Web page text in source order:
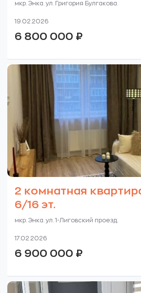
мкр. Энка. ул. Григория Булгакова.
19.02.2026
6 800 000 ₽
2 комнатная
6/16 эт.
мкр. Энка. ул. 1-Лиговский проезд.
17.02.2026
6 900 000 ₽